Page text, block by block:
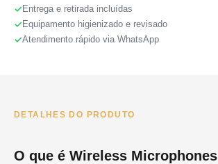
Entrega e retirada incluídas
Equipamento higienizado e revisado
Atendimento rápido via WhatsApp
DETALHES DO PRODUTO
O que é Wireless Microphones